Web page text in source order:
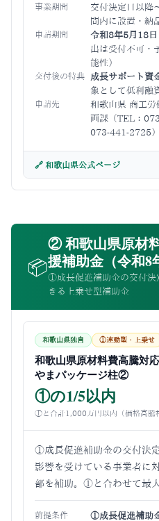
事業期間 交付決定日以降
間内に設置・納
申請期間 令和8年5月18
出は受付不可・
能性）
交付後の特典 成長サポート資
象として低利融
申請先
和歌山県 商工労
画課（TEL：
073-441-2725）
🔗 和歌山県公式ページ
📦
② 和歌山県原材
援補助金（令和8
①成長促進補助金の交付決
きる上乗せ型補助金
和歌山県独自 ①連動型・上乗せ
和歌山県原材料費高騰対
やまパッケージ柱②
①の1/5以内
①と合計1,000万円以内（価格高騰
①成長促進補助金の交付決
影響を受けている事業者に
部を補助。①と合わせて最
前提条件
①成長促進補助